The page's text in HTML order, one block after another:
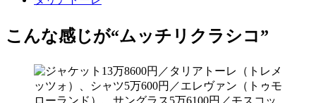
こんな感じが“ムッチリクラシコ”